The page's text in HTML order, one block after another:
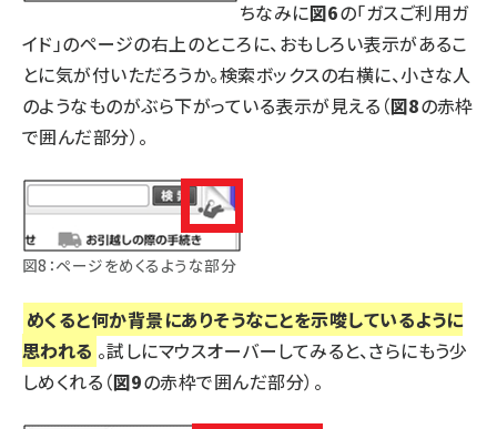
ちなみに図6の「ガスご利用ガ
イド」のページの右上のところに、おもしろい表示があるこ
とに気が付いただろうか。検索ボックスの右横に、小さな人
のようなものがぶら下がっている表示が見える（図8の赤枠
で囲んだ部分）。
図8：ページをめくるような部分
めくると何か背景にありそうなことを示唆しているように
思われる 。試しにマウスオーバーしてみると、さらにもう少
しめくれる（図9の赤枠で囲んだ部分）。